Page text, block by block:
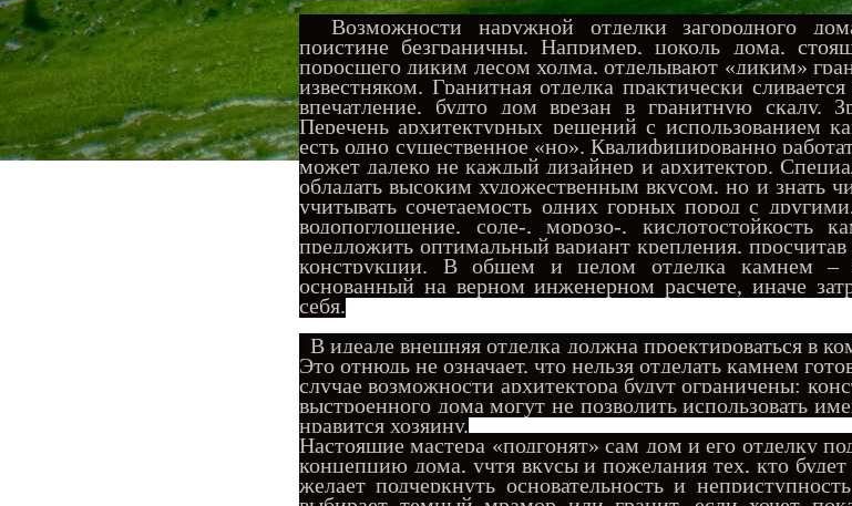
Возможности наружной отделки загородного
поистине безграничны. Например, цоколь дома,
поросшего диким лесом холма, отделывают «диким»
известняком. Гранитная отделка практически
впечатление, будто дом врезан в гранитную скалу.
Перечень архитектурных решений с использованием
есть одно существенное «но». Квалифицированно
может далеко не каждый дизайнер и архитектор.
обладать высоким художественным вкусом, но и знать
учитывать сочетаемость одних горных пород с
водопоглощение, соле-, морозо-, кислотостойкость
предложить оптимальный вариант крепления, просчитав
конструкции. В общем и целом отделка камнем –
основанный на верном инженерном расчете, иначе
себя.
В идеале внешняя отделка должна проектироваться в
Это отнюдь не означает, что нельзя отделать камнем
случае возможности архитектора будут ограничены:
выстроенного дома могут не позволить использовать
нравится хозяину.
Настоящие мастера «подгонят» сам дом и его отделку
концепцию дома, учтя вкусы и пожелания тех, кто
желает подчеркнуть основательность и